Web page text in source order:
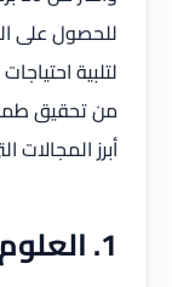
للحصول على
لتلبية
من تحقيق
أبرز المجالات
1. العلوم الصحية